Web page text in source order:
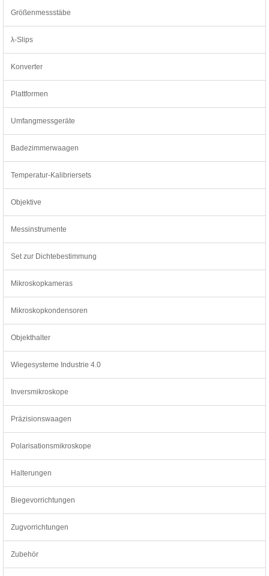
Größenmessstäbe
λ-Slips
Konverter
Plattformen
Umfangmessgeräte
Badezimmerwaagen
Temperatur-Kalibriersets
Objektive
Messinstrumente
Set zur Dichtebestimmung
Mikroskopkameras
Mikroskopkondensoren
Objekthalter
Wiegesysteme Industrie 4.0
Inversmikroskope
Präzisionswaagen
Polarisationsmikroskope
Halterungen
Biegevorrichtungen
Zugvorrichtungen
Zubehör